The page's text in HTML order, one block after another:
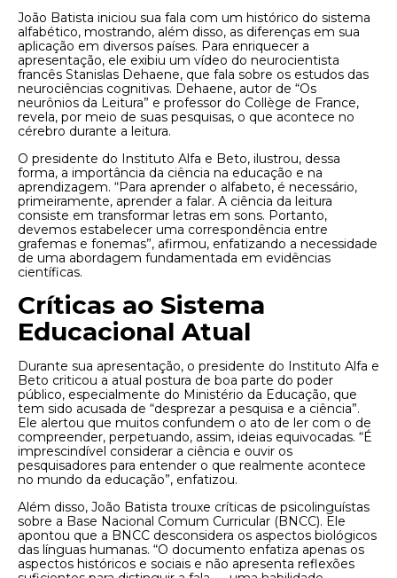
João Batista iniciou sua fala com um histórico do sistema
alfabético, mostrando, além disso, as diferenças em sua
aplicação em diversos países. Para enriquecer a
apresentação, ele exibiu um vídeo do neurocientista
francês Stanislas Dehaene, que fala sobre os estudos das
neurociências cognitivas. Dehaene, autor de “Os
neurônios da Leitura” e professor do Collège de France,
revela, por meio de suas pesquisas, o que acontece no
cérebro durante a leitura.
O presidente do Instituto Alfa e Beto, ilustrou, dessa
forma, a importância da ciência na educação e na
aprendizagem. “Para aprender o alfabeto, é necessário,
primeiramente, aprender a falar. A ciência da leitura
consiste em transformar letras em sons. Portanto,
devemos estabelecer uma correspondência entre
grafemas e fonemas”, afirmou, enfatizando a necessidade
de uma abordagem fundamentada em evidências
científicas.
Críticas ao Sistema
Educacional Atual
Durante sua apresentação, o presidente do Instituto Alfa e
Beto criticou a atual postura de boa parte do poder
público, especialmente do Ministério da Educação, que
tem sido acusada de “desprezar a pesquisa e a ciência”.
Ele alertou que muitos confundem o ato de ler com o de
compreender, perpetuando, assim, ideias equivocadas. “É
imprescindível considerar a ciência e ouvir os
pesquisadores para entender o que realmente acontece
no mundo da educação”, enfatizou.
Além disso, João Batista trouxe críticas de psicolinguístas
sobre a Base Nacional Comum Curricular (BNCC). Ele
apontou que a BNCC desconsidera os aspectos biológicos
das línguas humanas. “O documento enfatiza apenas os
aspectos históricos e sociais e não apresenta reflexões